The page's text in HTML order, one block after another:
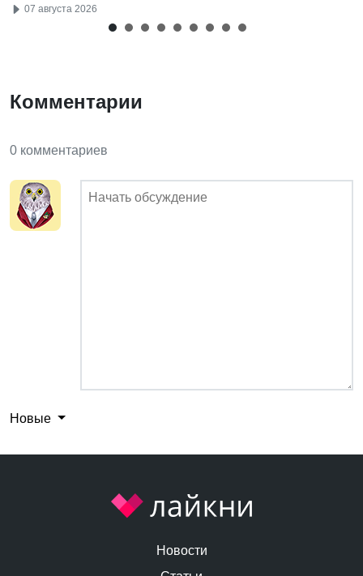
07 августа 2026
Комментарии
0 комментариев
Новые
Новости